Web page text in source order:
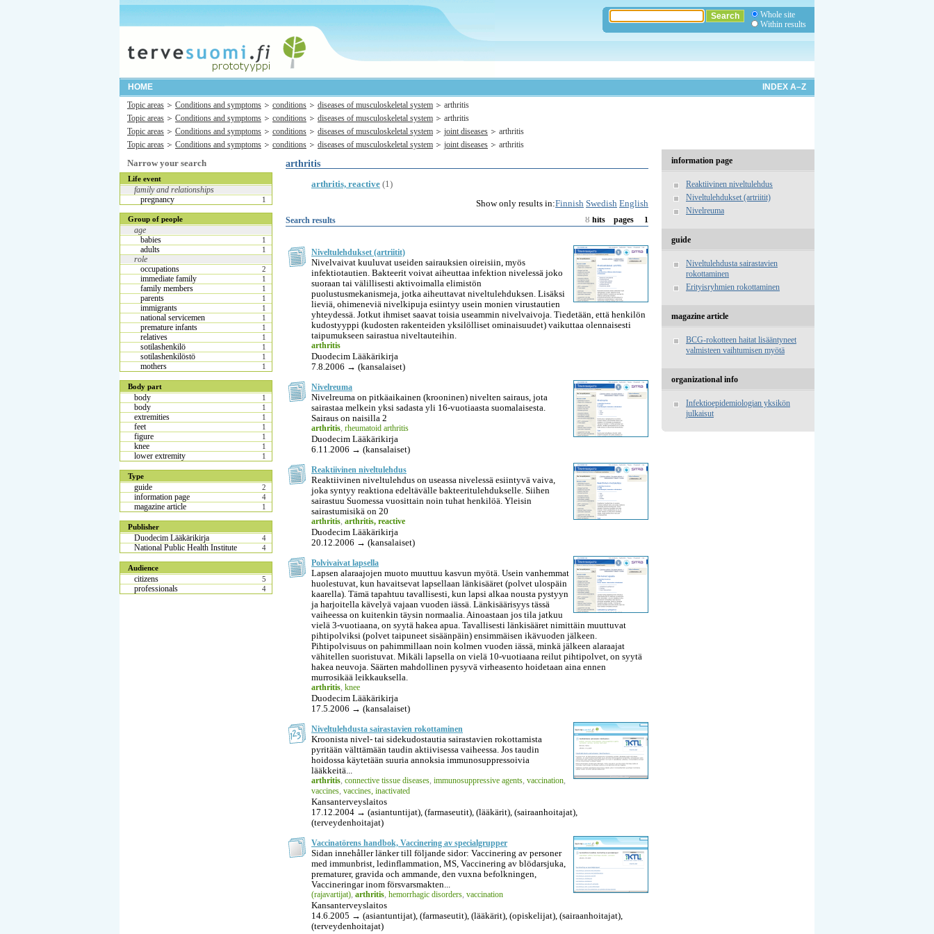
Whole site
Within results
HOME
INDEX A–Z
Topic areas
Conditions and symptoms conditions diseases of musculoskeletal system
arthritis
Topic areas
Conditions and symptoms conditions diseases of musculoskeletal system
arthritis
Topic areas
Conditions and symptoms conditions diseases of musculoskeletal system joint diseases
arthritis
Topic areas
Conditions and symptoms conditions diseases of musculoskeletal system joint diseases arthritis
Narrow your search
Life event
family and relationships
pregnancy
1
Group of people
age
babies
1
adults 1
role
occupations
2
immediate family 1
family members 1
parents 1
immigrants 1
national servicemen 1
premature infants 1
relatives 1
sotilashenkilö 1
sotilashenkilöstö 1
mothers 1
Body part
body 1
body 1
extremities 1
feet 1
figure 1
knee 1
lower extremity 1
Type
guide 2
information page 4
magazine article 1
Publisher
Duodecim Lääkärikirja 4
National Public Health Institute 4
Audience
citizens 5
professionals 4
arthritis
arthritis, reactive (1)
Show only results in:Finnish Swedish English
Search results 8hits pages 1
Niveltulehdukset (artriitit)
Nivelvaivat kuuluvat useiden sairauksien oireisiin, myös
infektiotautien. Bakteerit voivat aiheuttaa infektion nivelessä joko
suoraan tai välillisesti aktivoimalla elimistön
puolustusmekanismeja, jotka aiheuttavat niveltulehduksen. Lisäksi
lieviä, ohimeneviä nivelkipuja esiintyy usein monien virustautien
yhteydessä. Jotkut ihmiset saavat toisia useammin nivelvaivoja. Tiedetään, että henkilön
kudostyyppi (kudosten rakenteiden yksilölliset ominaisuudet) vaikuttaa olennaisesti
taipumukseen sairastua niveltauteihin.
arthritis
Duodecim Lääkärikirja
7.8.2006 → (kansalaiset)
Nivelreuma
Nivelreuma on pitkäaikainen (krooninen) nivelten sairaus, jota
sairastaa melkein yksi sadasta yli 16-vuotiaasta suomalaisesta.
Sairaus on naisilla 2
arthritis rheumatoid arthritis
Duodecim Lääkärikirja
6.11.2006 → (kansalaiset)
Reaktiivinen niveltulehdus
Reaktiivinen niveltulehdus on useassa nivelessä esiintyvä vaiva,
joka syntyy reaktiona edeltävälle bakteeritulehdukselle. Siihen
sairastuu Suomessa vuosittain noin tuhat henkilöä. Yleisin
sairastumisikä on 20
arthritis arthritis, reactive
Duodecim Lääkärikirja
20.12.2006 → (kansalaiset)
Polvivaivat lapsella
Lapsen alaraajojen muoto muuttuu kasvun myötä. Usein vanhemmat
huolestuvat, kun havaitsevat lapsellaan länkisääret (polvet ulospäin
kaarella). Tämä tapahtuu tavallisesti, kun lapsi alkaa nousta pystyyn
ja harjoitella kävelyä vajaan vuoden iässä. Länkisäärisyys tässä
vaiheessa on kuitenkin täysin normaalia. Ainoastaan jos tila jatkuu
vielä 3-vuotiaana, on syytä hakea apua. Tavallisesti länkisääret nimittäin muuttuvat
pihtipolviksi (polvet taipuneet sisäänpäin) ensimmäisen ikävuoden jälkeen.
Pihtipolvisuus on pahimmillaan noin kolmen vuoden iässä, minkä jälkeen alaraajat
vähitellen suoristuvat. Mikäli lapsella on vielä 10-vuotiaana reilut pihtipolvet, on syytä
hakea neuvoja. Säärten mahdollinen pysyvä virheasento hoidetaan aina ennen
murrosikää leikkauksella.
arthritis knee
Duodecim Lääkärikirja
17.5.2006 → (kansalaiset)
Niveltulehdusta sairastavien rokottaminen
Kroonista nivel- tai sidekudostautia sairastavien rokottamista
pyritään välttämään taudin aktiivisessa vaiheessa. Jos taudin
hoidossa käytetään suuria annoksia immunosuppressoivia
lääkkeitä...
arthritis connective tissue diseases immunosuppressive agents vaccination
vaccines vaccines, inactivated
Kansanterveyslaitos
17.12.2004 → (asiantuntijat), (farmaseutit), (lääkärit), (sairaanhoitajat),
(terveydenhoitajat)
Vaccinatörens handbok, Vaccinering av specialgrupper
Sidan innehåller länker till följande sidor: Vaccinering av personer
med immunbrist, ledinflammation, MS, Vaccinering av blödarsjuka,
prematurer, gravida och ammande, den vuxna befolkningen,
Vaccineringar inom försvarsmakten...
(rajavartijat) arthritis hemorrhagic disorders vaccination
Kansanterveyslaitos
14.6.2005 → (asiantuntijat), (farmaseutit), (lääkärit), (opiskelijat), (sairaanhoitajat),
(terveydenhoitajat)
information page
Reaktiivinen niveltulehdus
Niveltulehdukset (artriitit)
Nivelreuma
guide
Niveltulehdusta sairastavien
rokottaminen
Erityisryhmien rokottaminen
magazine article
BCG-rokotteen haitat lisääntyneet
valmisteen vaihtumisen myötä
organizational info
Infektioepidemiologian yksikön
julkaisut